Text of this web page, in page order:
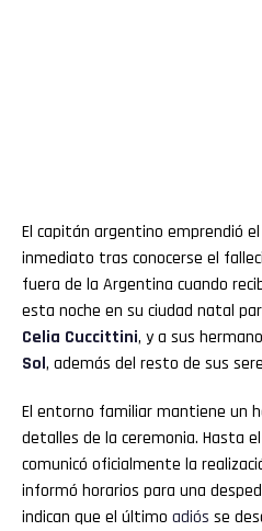
El capitán argentino emprendió
inmediato tras conocerse el
fuera de la Argentina cuando
esta noche en su ciudad natal
Celia Cuccittini, y a sus
Sol, además del resto de sus
El entorno familiar mantiene un
detalles de la ceremonia. Hasta
comunicó oficialmente la
informó horarios para una
indican que el último adiós se